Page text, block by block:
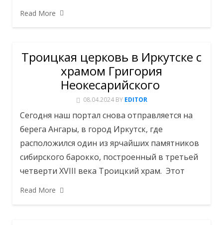
Read More
Троицкая церковь в Иркутске с
храмом Григория
Неокесарийского
08.04.2024 BY EDITOR
Сегодня наш портал снова отправляется на
берега Ангары, в город Иркутск, где
расположился один из ярчайших памятников
сибирского барокко, построенный в третьей
четверти XVIII века Троицкий храм. Этот
Read More